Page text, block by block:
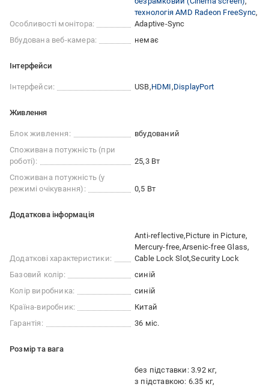
Особливості монітора:
технологія AMD Radeon FreeSync
Adaptive-Sync
Вбудована веб-камера:
немає
Інтерфейси
Інтерфейси: USB HDMI DisplayPort
Живлення
Блок живлення:
вбудований
Споживана потужність (при
роботі):
25,3 Вт
Споживана потужність (у
режимі очікування):
0,5 Вт
Додаткова інформація
Додаткові характеристики:
Anti-reflective Picture in Picture
Mercury-free Arsenic-free Glass
Cable Lock Slot Security Lock
Базовий колір:
синій
Колір виробника:
синій
Країна-виробник:
Китай
Гарантія:
36 міс.
Розмір та вага
без підставки: 3.92 кг
з підставкою: 6.35 кг